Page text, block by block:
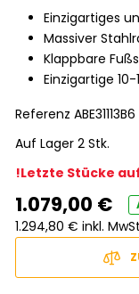
Einzigartiges
Massiver
Klappbare
Einzigartige
ReferenzABE31113B6
Auf Lager 2 Stk.
!Letzte Stücke
1.079,00 €
1.294,80 € inkl.